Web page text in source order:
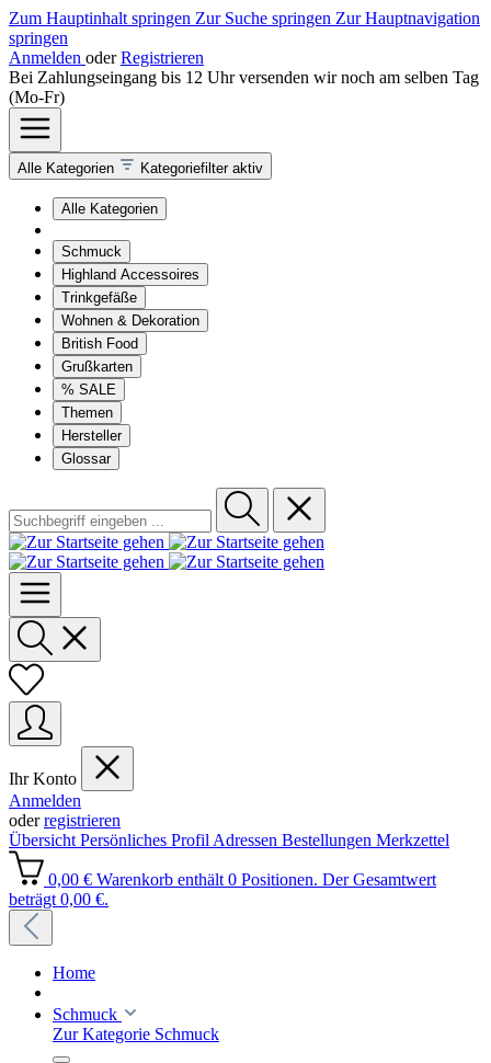
Zum Hauptinhalt springen Zur Suche springen Zur Hauptnavigation
springen
Anmelden oder Registrieren
Bei Zahlungseingang bis 12 Uhr versenden wir noch am selben Tag
(Mo-Fr)
Alle Kategorien Kategoriefilter aktiv
Alle Kategorien
Schmuck
Highland Accessoires
Trinkgefäße
Wohnen & Dekoration
British Food
Grußkarten
% SALE
Themen
Hersteller
Glossar
Ihr Konto
Anmelden
oderregistrieren
Übersicht Persönliches Profil Adressen Bestellungen Merkzettel
0,00 € Warenkorb enthält 0 Positionen. Der Gesamtwert
beträgt 0,00 €.
Home
Schmuck
Zur Kategorie Schmuck